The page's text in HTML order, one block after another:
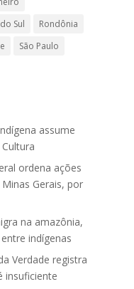
Sul
Rondônia
São Paulo
assume
ordena ações
Gerais, por
na amazônia,
indígenas
Verdade registra
insuficiente